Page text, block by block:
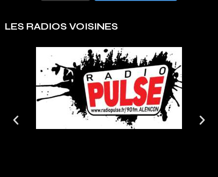
LES RADIOS VOISINES